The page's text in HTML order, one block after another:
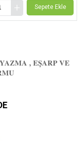
Sepete Ekle
, EŞARP VE